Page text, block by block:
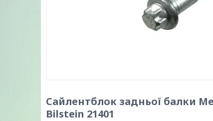
Сайлентблок задньої балки
Bilstein 21401